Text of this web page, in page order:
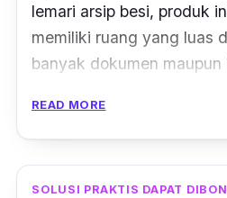
lemari arsip besi, produk
memiliki ruang yang luas
banyak dokumen maupun
Dibuat dengan material
jangka panjang.
READ MORE
SOLUSI PRAKTIS DAPAT